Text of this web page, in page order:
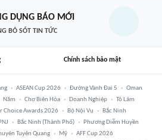
DỤNG BÁO MỚI
BỎ SÓT TIN TỨC
Chính sách bảo mật
ASEAN Cup 2026 Đường Vành Đai 5
Oman
Năm Chợ Biên Hòa Doanh Nghiệp
Tô Lâm
Choice Awards 2026 Bộ Nội Vụ
Bắc Ninh
Bắc Ninh (thành Phố)
Phương Diễm Huyền
Tuyên Quang Mỹ
AFF Cup 2026